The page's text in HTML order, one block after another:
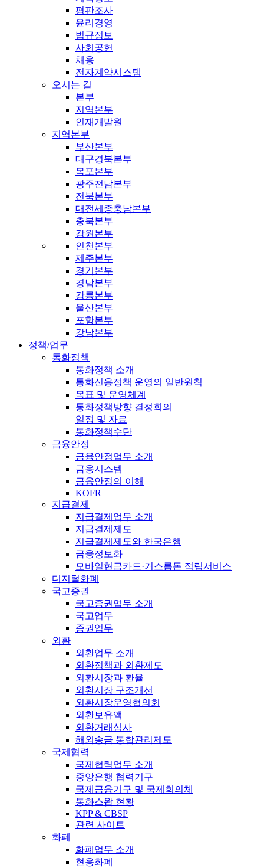
평판조사
윤리경영
법규정보
사회공헌
채용
전자계약시스템
오시는 길
본부
지역본부
인재개발원
지역본부
부산본부
대구경북본부
목포본부
광주전남본부
전북본부
대전세종충남본부
충북본부
강원본부
인천본부
제주본부
경기본부
경남본부
강릉본부
울산본부
포항본부
강남본부
정책/업무
통화정책
통화정책 소개
통화신용정책 운영의 일반원칙
목표 및 운영체계
통화정책방향 결정회의
일정 및 자료
통화정책수단
금융안정
금융안정업무 소개
금융시스템
금융안정의 이해
KOFR
지급결제
지급결제업무 소개
지급결제제도
지급결제제도와 한국은행
금융정보화
모바일현금카드·거스름돈 적립서비스
디지털화폐
국고증권
국고증권업무 소개
국고업무
증권업무
외환
외환업무 소개
외환정책과 외환제도
외환시장과 환율
외환시장 구조개선
외환시장운영협의회
외환보유액
외환거래심사
해외송금 통합관리제도
국제협력
국제협력업무 소개
중앙은행 협력기구
국제금융기구 및 국제회의체
통화스왑 현황
KPP & CBSP
관련 사이트
화폐
화폐업무 소개
현용화폐